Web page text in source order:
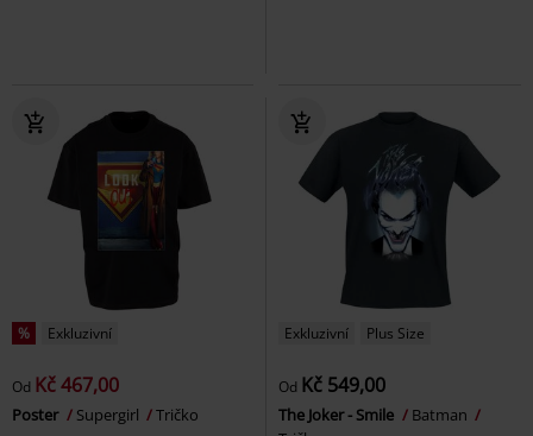
% Exkluzivní
Od Kč 467,00
Poster Supergirl Tričko
Exkluzivní Plus Size
Od Kč 549,00
The Joker - Smile
Batman